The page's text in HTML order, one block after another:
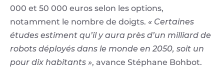
000 et 50 000 euros selon les options,
notamment le nombre de doigts. « Certaines
études estiment qu’il y aura près d’un milliard de
robots déployés dans le monde en 2050, soit un
pour dix habitants », avance Stéphane Bohbot.